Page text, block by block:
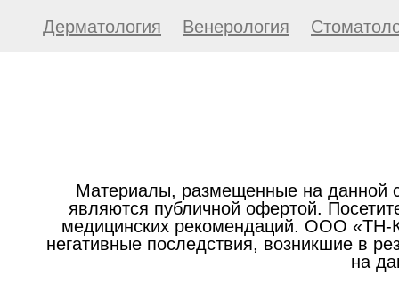
Дерматология Венерология
Материалы, размещенные на данной
являются публичной офертой.
медицинских рекомендаций. ООО «ТН-
негативные последствия, возникшие в
на